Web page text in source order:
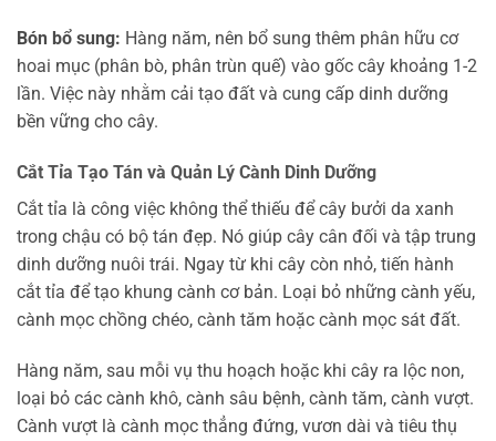
Bón bổ sung: Hàng năm, nên bổ sung thêm phân hữu cơ
hoai mục (phân bò, phân trùn quế) vào gốc cây khoảng 1-2
lần. Việc này nhằm cải tạo đất và cung cấp dinh dưỡng
bền vững cho cây.
Cắt Tỉa Tạo Tán và Quản Lý Cành Dinh Dưỡng
Cắt tỉa là công việc không thể thiếu để cây bưởi da xanh
trong chậu có bộ tán đẹp. Nó giúp cây cân đối và tập trung
dinh dưỡng nuôi trái. Ngay từ khi cây còn nhỏ, tiến hành
cắt tỉa để tạo khung cành cơ bản. Loại bỏ những cành yếu,
cành mọc chồng chéo, cành tăm hoặc cành mọc sát đất.
Hàng năm, sau mỗi vụ thu hoạch hoặc khi cây ra lộc non,
loại bỏ các cành khô, cành sâu bệnh, cành tăm, cành vượt.
Cành vượt là cành mọc thẳng đứng, vươn dài và tiêu thụ